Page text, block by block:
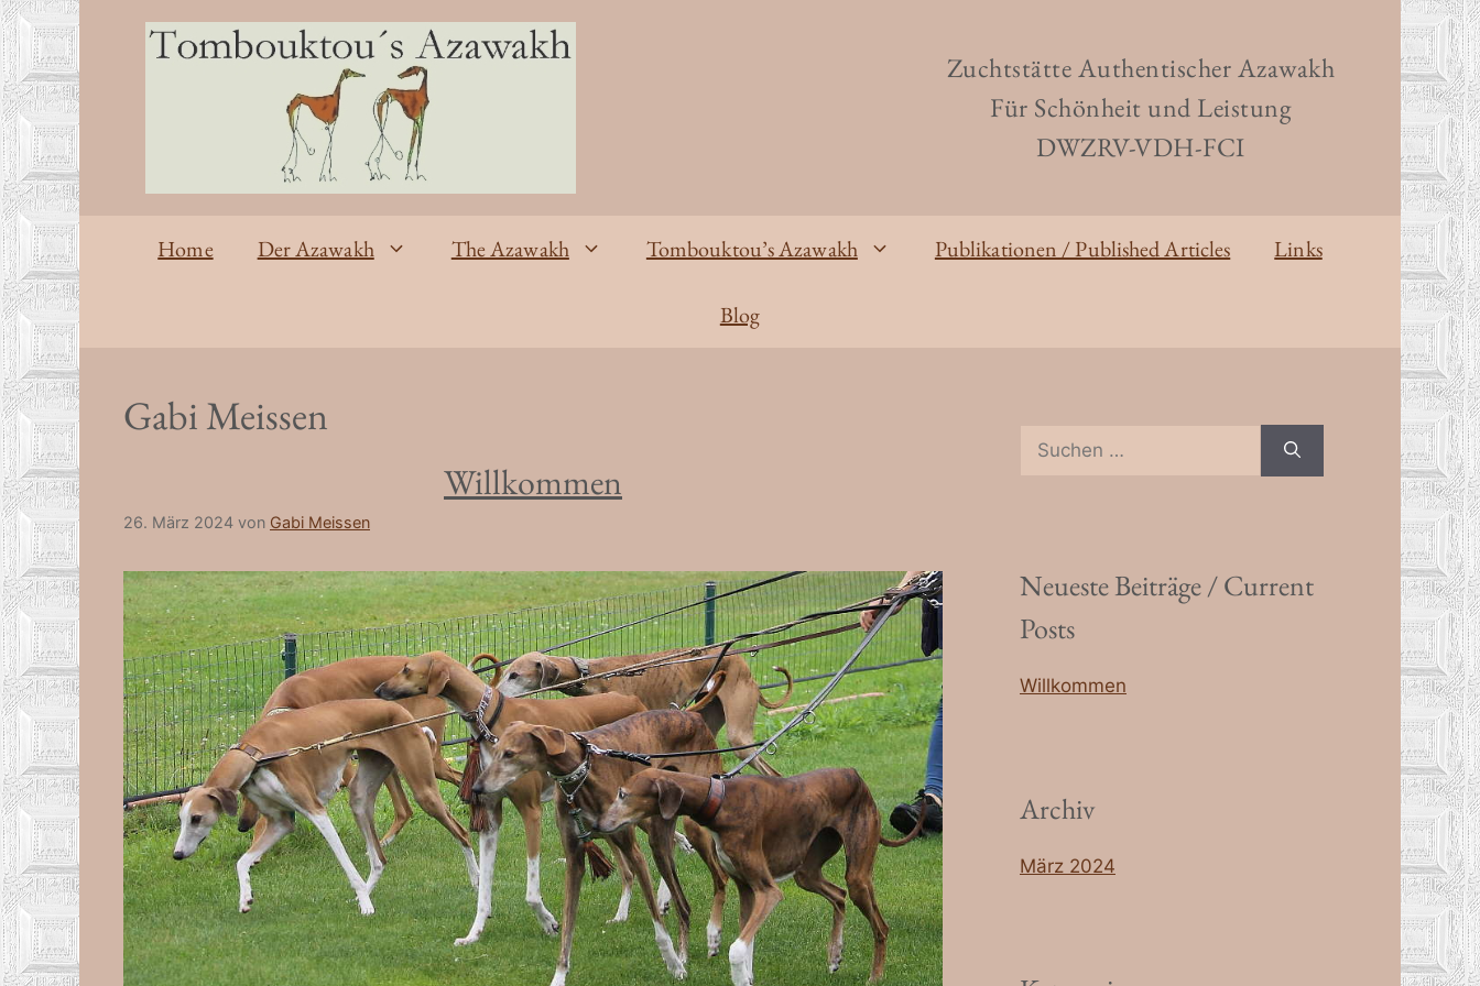
Zum
Inhalt
springen
Zuchtstätte Authentischer Azawakh
Für Schönheit und Leistung
DWZRV-VDH-FCI
Home Der Azawakh The Azawakh Tombouktou’s Azawakh Publikationen / Published Articles Links
Blog
Gabi Meissen
Willkommen
26. März 2024 von Gabi Meissen
Suchen
Neueste Beiträge / Current
Posts
Willkommen
Archiv
März 2024